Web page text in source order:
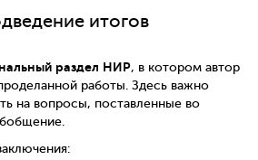
итогов
раздел НИР, в котором автор
работы. Здесь важно
на вопросы, поставленные во